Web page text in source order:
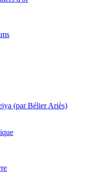
(par Bélier Ariès)